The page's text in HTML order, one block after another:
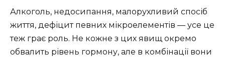
Алкоголь, недосипання, малорухливий спосіб
життя, дефіцит певних мікроелементів — усе це
теж грає роль. Не кожне з цих явищ окремо
обвалить рівень гормону, але в комбінації вони